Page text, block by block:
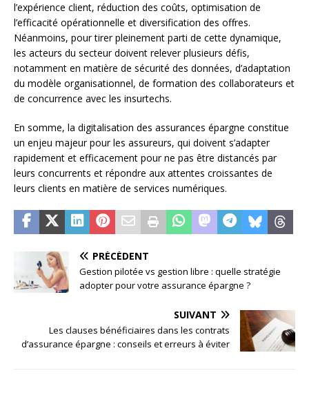
l’expérience client, réduction des coûts, optimisation de
l’efficacité opérationnelle et diversification des offres.
Néanmoins, pour tirer pleinement parti de cette dynamique,
les acteurs du secteur doivent relever plusieurs défis,
notamment en matière de sécurité des données, d’adaptation
du modèle organisationnel, de formation des collaborateurs et
de concurrence avec les insurtechs.
En somme, la digitalisation des assurances épargne constitue
un enjeu majeur pour les assureurs, qui doivent s’adapter
rapidement et efficacement pour ne pas être distancés par
leurs concurrents et répondre aux attentes croissantes de
leurs clients en matière de services numériques.
PRÉCÉDENT
Gestion pilotée vs gestion libre : quelle stratégie
adopter pour votre assurance épargne ?
SUIVANT
Les clauses bénéficiaires dans les contrats
d’assurance épargne : conseils et erreurs à éviter